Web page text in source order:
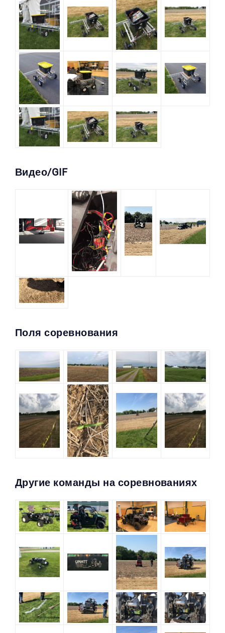
Видео/GIF
Поля соревнования
Другие команды на соревнованиях